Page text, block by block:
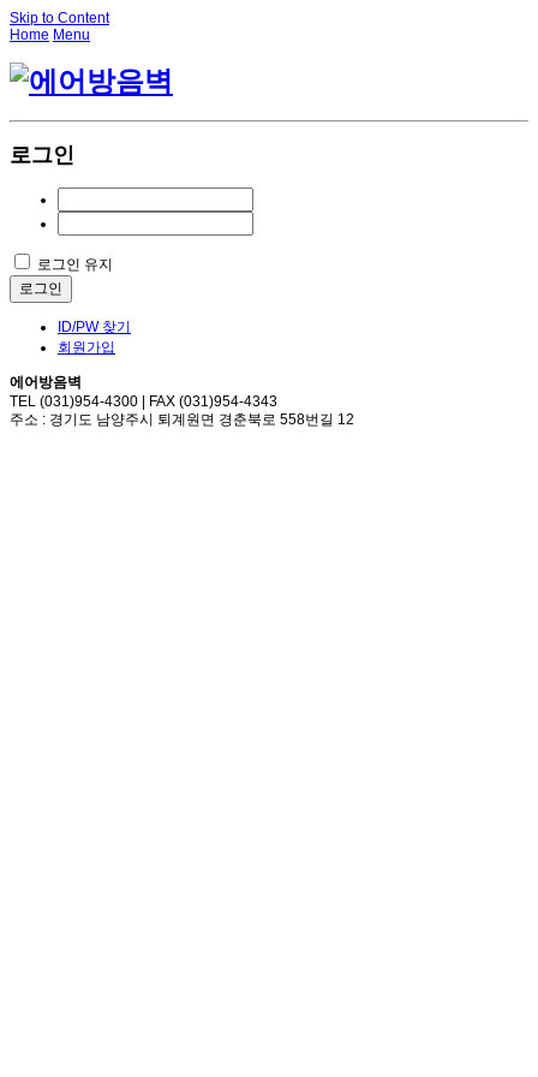
Skip to Content
Home Menu
로그인
로그인 유지
로그인
ID/PW 찾기
회원가입
에어방음벽
TEL (031)954-4300 | FAX (031)954-4343
주소 : 경기도 남양주시 퇴계원면 경춘북로 558번길 12